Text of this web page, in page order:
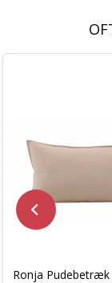
Ronja Pudebetræk